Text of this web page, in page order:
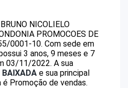
BRUNO NICOLIELO
PROMOCOES DE
0001-10. Com sede em
3 anos, 9 meses e 7
03/11/2022. A sua
BAIXADA e sua principal
Promoção de vendas.